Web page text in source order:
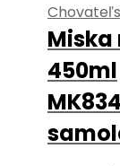
Miska
450ml